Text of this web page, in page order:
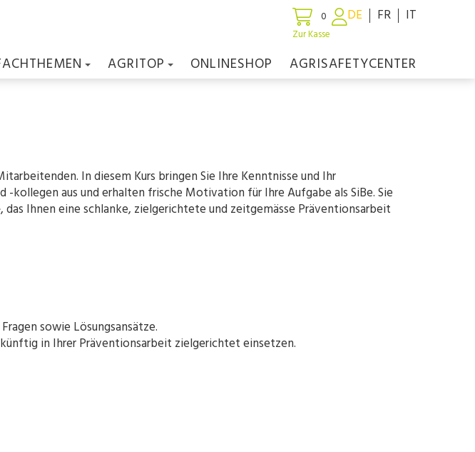
0
Zur Kasse
DE FR IT
AGRITOP ONLINESHOP AGRISAFETYCENTER
In diesem Kurs bringen Sie Ihre Kenntnisse und Ihr
aus und erhalten frische Motivation für Ihre Aufgabe als SiBe. Sie
Ihnen eine schlanke, zielgerichtete und zeitgemässe Präventionsarbeit
sowie Lösungsansätze.
in Ihrer Präventionsarbeit zielgerichtet einsetzen.